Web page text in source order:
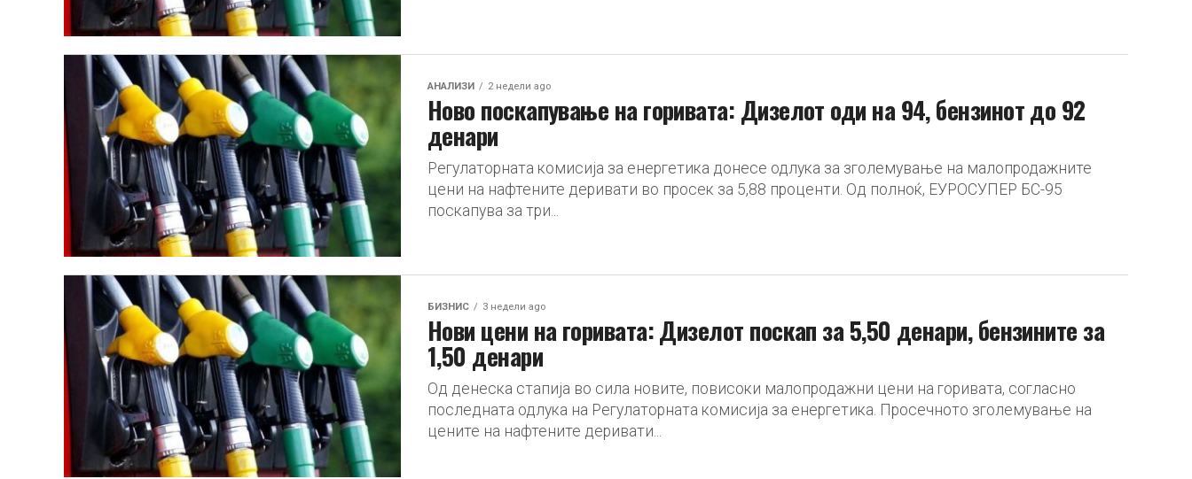
АНАЛИЗИ 2 недели ago
Ново поскапување на горивата: Дизелот оди на 94, бензинот до 92
денари
Регулаторната комисија за енергетика донесе одлука за зголемување на малопродажните
цени на нафтените деривати во просек за 5,88 проценти. Од полноќ, ЕУРОСУПЕР БС-95
поскапува за три...
БИЗНИС 3 недели ago
Нови цени на горивата: Дизелот поскап за 5,50 денари, бензините за
1,50 денари
Од денеска стапија во сила новите, повисоки малопродажни цени на горивата, согласно
последната одлука на Регулаторната комисија за енергетика. Просечното зголемување на
цените на нафтените деривати...